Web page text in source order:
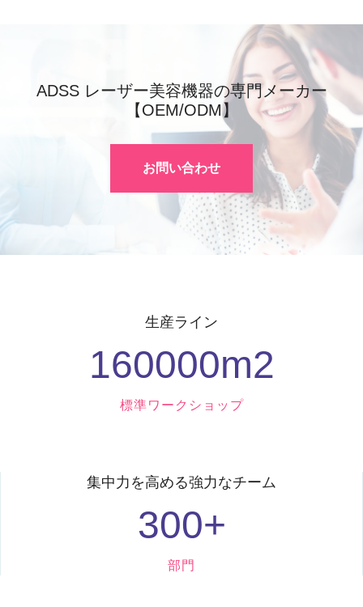
ADSS レーザー美容機器の専門メーカー
【OEM/ODM】
お問い合わせ
生産ライン
160000M2
標準ワークショップ
集中力を高める強力なチーム
300+
部門